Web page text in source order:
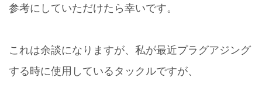
参考にしていただけたら幸いです。
これは余談になりますが、私が最近プラグアジング
する時に使用しているタックルですが、